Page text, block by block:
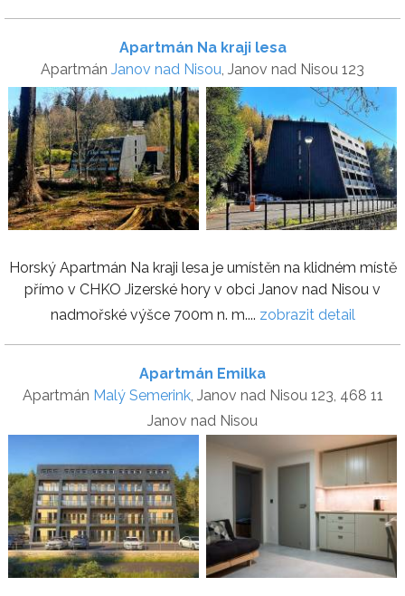
Apartmán Na kraji lesa
Apartmán Janov nad Nisou , Janov nad Nisou 123
Horský Apartmán Na kraji lesa je umístěn na klidném místě
přímo v CHKO Jizerské hory v obci Janov nad Nisou v
nadmořské výšce 700m n. m.... zobrazit detail
Apartmán Emilka
Apartmán Malý Semerink, Janov nad Nisou 123, 468 11
Janov nad Nisou